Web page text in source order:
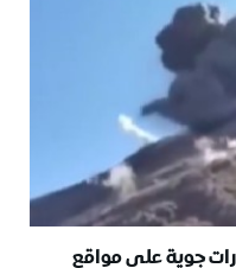
جوية على مواقع